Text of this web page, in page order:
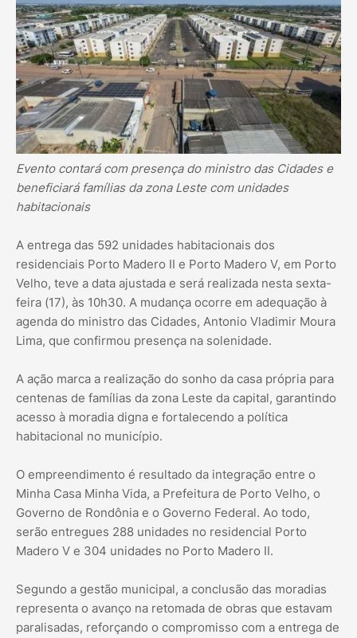
Evento contará com presença do ministro das Cidades e
beneficiará famílias da zona Leste com unidades
habitacionais
A entrega das 592 unidades habitacionais dos
residenciais Porto Madero II e Porto Madero V, em Porto
Velho, teve a data ajustada e será realizada nesta sexta-
feira (17), às 10h30. A mudança ocorre em adequação à
agenda do ministro das Cidades, Antonio Vladimir Moura
Lima, que confirmou presença na solenidade.
A ação marca a realização do sonho da casa própria para
centenas de famílias da zona Leste da capital, garantindo
acesso à moradia digna e fortalecendo a política
habitacional no município.
O empreendimento é resultado da integração entre o
Minha Casa Minha Vida, a Prefeitura de Porto Velho, o
Governo de Rondônia e o Governo Federal. Ao todo,
serão entregues 288 unidades no residencial Porto
Madero V e 304 unidades no Porto Madero II.
Segundo a gestão municipal, a conclusão das moradias
representa o avanço na retomada de obras que estavam
paralisadas, reforçando o compromisso com a entrega de